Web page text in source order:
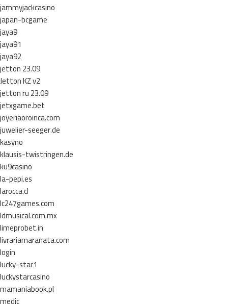
jammyjackcasino
japan-bcgame
jaya9
jaya91
jaya92
jetton 23.09
Jetton KZ v2
jetton ru 23.09
jetxgame.bet
joyeriaoroinca.com
juwelier-seeger.de
kasyno
klausis-twistringen.de
ku9casino
la-pepi.es
larocca.cl
lc247games.com
ldmusical.com.mx
limeprobet.in
livrariamaranata.com
login
lucky-star1
luckystarcasino
mamaniabook.pl